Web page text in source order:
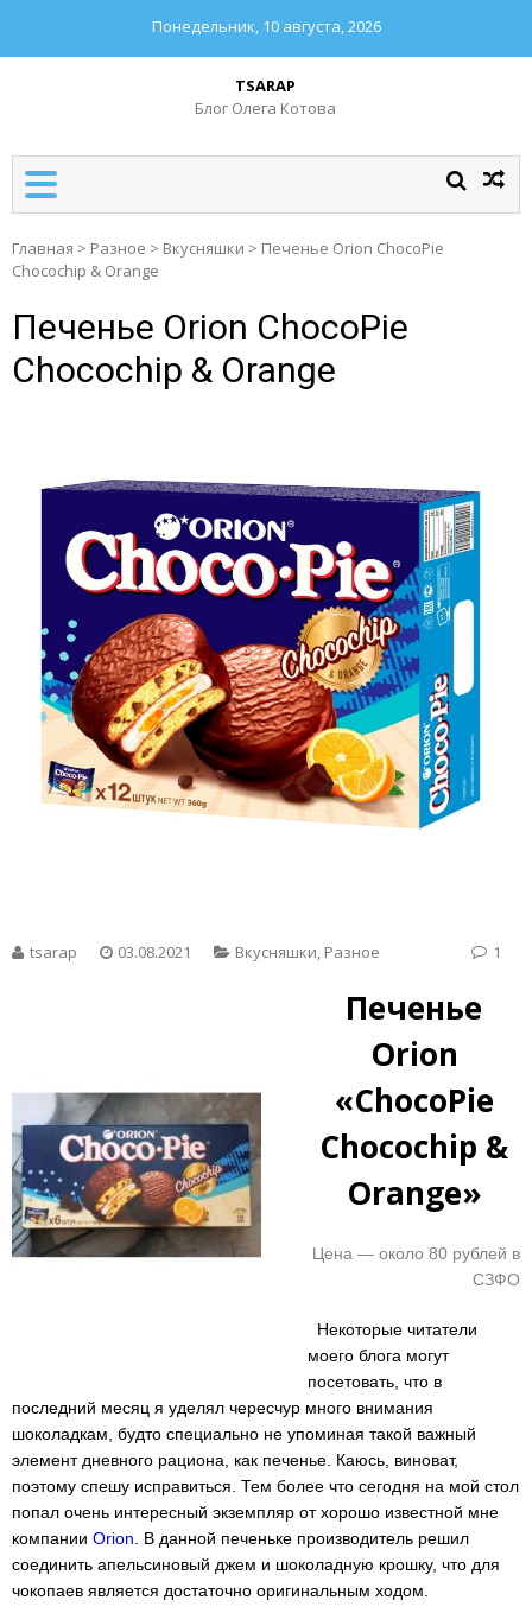
Понедельник, 10 августа, 2026
TSARAP
Блог Олега Котова
Главная > Разное > Вкусняшки > Печенье Orion ChocoPie
Chocochip & Orange
Печенье Orion ChocoPie
Chocochip & Orange
tsarap 03.08.2021 Вкусняшки, Разное 1
Печенье
Orion
«ChocoPie
Chocochip &
Orange»
Цена — около 80 рублей в
СЗФО
Некоторые читатели
моего блога могут
посетовать, что в
последний месяц я уделял чересчур много внимания
шоколадкам, будто специально не упоминая такой важный
элемент дневного рациона, как печенье. Каюсь, виноват,
поэтому спешу исправиться. Тем более что сегодня на мой стол
попал очень интересный экземпляр от хорошо известной мне
компании Orion . В данной печеньке производитель решил
соединить апельсиновый джем и шоколадную крошку, что для
чокопаев является достаточно оригинальным ходом.